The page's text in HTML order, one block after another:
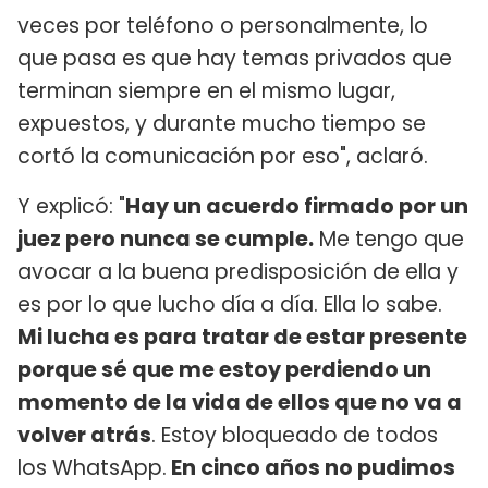
veces por teléfono o personalmente, lo
que pasa es que hay temas privados que
terminan siempre en el mismo lugar,
expuestos, y durante mucho tiempo se
cortó la comunicación por eso", aclaró.
Y explicó: "Hay un acuerdo firmado por un
juez pero nunca se cumple. Me tengo que
avocar a la buena predisposición de ella y
es por lo que lucho día a día. Ella lo sabe.
Mi lucha es para tratar de estar presente
porque sé que me estoy perdiendo un
momento de la vida de ellos que no va a
volver atrás. Estoy bloqueado de todos
los WhatsApp. En cinco años no pudimos